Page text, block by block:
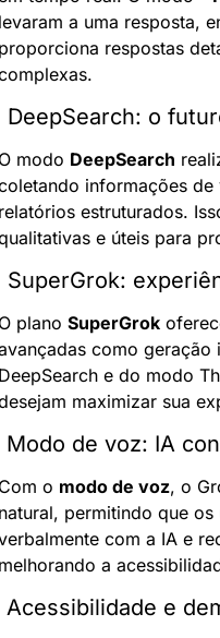
a uma resposta,
respostas
DeepSearch: o
modo DeepSearch
informações de
estruturados.
e úteis para
SuperGrok:
plano SuperGrok
como geração
e do modo
maximizar sua
Modo de voz: IA
o modo de voz, o
permitindo que
com a IA e
a
Acessibilidade e